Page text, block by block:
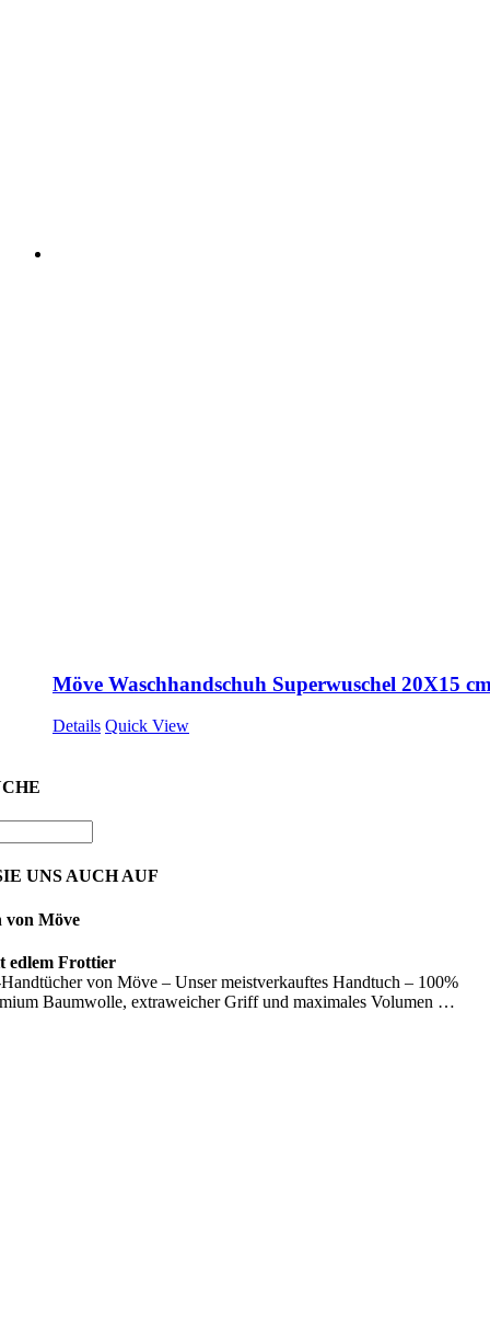
Möve Waschhandschuh Superwuschel 20X15
Details Quick View
UNS AUCH AUF
von Möve
edlem Frottier
von Möve – Unser meistverkauftes Handtuch – 100%
Baumwolle, extraweicher Griff und maximales Volumen …